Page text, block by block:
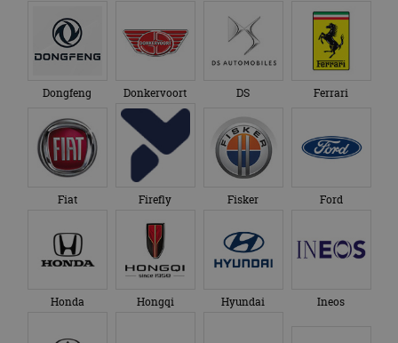
Dongfeng Donkervoort DS Ferrari
Fiat Firefly Fisker Ford
Honda Hongqi Hyundai Ineos